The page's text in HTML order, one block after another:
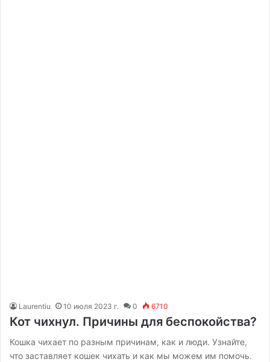
Laurentiu 10 июля 2023 г. 0 6710
Кот чихнул. Причины для беспокойства?
Кошка чихает по разным причинам, как и люди. Узнайте,
что заставляет кошек чихать и как мы можем им помочь.